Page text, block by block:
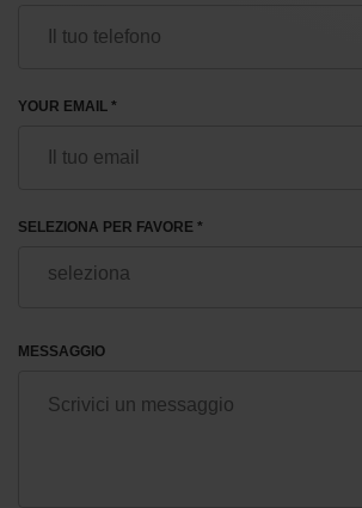
YOUR EMAIL *
SELEZIONA PER FAVORE *
MESSAGGIO